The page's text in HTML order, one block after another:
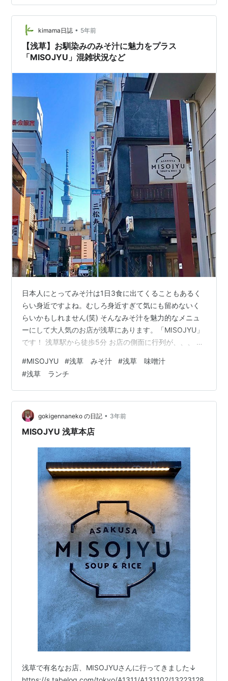
食べようと調べると、この近辺で2軒出てきました。 雷
門の前にあるお店はいつ通っても行列が出来ていました
が、分店の方の口コミを読むと…
kimama日誌 • 5年前
【浅草】お馴染みのみそ汁に魅力をプラス
「MISOJYU」混雑状況など
日本人にとってみそ汁は1日3食に出てくることもあるく
らい身近ですよね。むしろ身近すぎて気にも留めないく
らいかもしれません(笑) そんなみそ汁を魅力的なメニュ
ーにして大人気のお店が浅草にあります。「MISOJYU」
です！ 浅草駅から徒歩5分 お店の側面に行列が、、、 セ
ーも すんごいとん汁はやっぱりすんんごかった！？ 〜本
題の前に客席を紹介〜 〜すんごいとん汁の登場！！〜 普
段の何気ないみそ汁に価値を見出し、おいしさと共に幸
せと感動を味わえる空間 浅草駅から徒歩5分 お店の側面
に行列が、、、 浅草駅から徒歩5分くらいで、雷門から
だともう少し近いで…
#MISOJYU #浅草 みそ汁 #浅草 味噌汁
#浅草 ランチ
gokigennaneko の日記 • 3年前
MISOJYU 浅草本店
浅草で有名なお店、MISOJYUさんに行ってきました↓